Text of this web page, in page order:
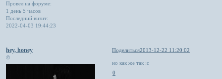
Провел на форуме:
1 день 5 часов
Последний визит:
2022-04-03 19:44:23
Поделиться2013-12-22 11:20:02
hey, honey
©
но как же так :с
0